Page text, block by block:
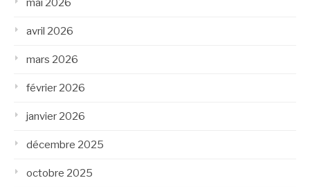
avril 2026
mars 2026
février 2026
janvier 2026
décembre 2025
octobre 2025